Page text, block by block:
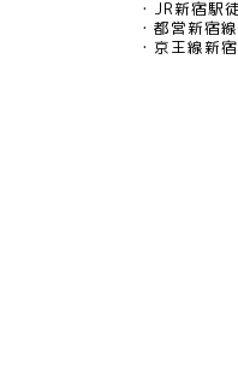
JR新宿駅
都営新宿
京王線新